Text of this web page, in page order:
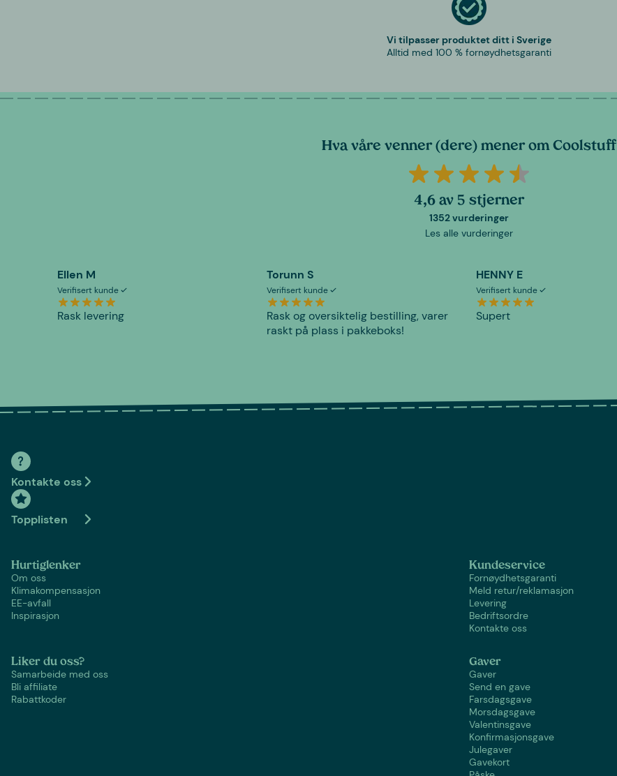
Vi tilpasser produktet ditt i Sverige
Alltid med 100 % fornøydhetsgaranti
Hva våre venner (dere) mener om Coolstuff
4,6 av 5 stjerner
1352 vurderinger
Les alle vurderinger
Ellen M
Verifisert kunde
Rask levering
Torunn S
Verifisert kunde
Rask og oversiktelig bestilling, varer
raskt på plass i pakkeboks!
HENNY E
Verifisert kunde
Supert
Kontakte oss
Topplisten
Hurtiglenker
Om oss
Klimakompensasjon
EE-avfall
Inspirasjon
Kundeservice
Fornøydhetsgaranti
Meld retur/reklamasjon
Levering
Bedriftsordre
Kontakte oss
Liker du oss?
Samarbeide med oss
Bli affiliate
Rabattkoder
Gaver
Gaver
Send en gave
Farsdagsgave
Morsdagsgave
Valentinsgave
Konfirmasjonsgave
Julegaver
Gavekort